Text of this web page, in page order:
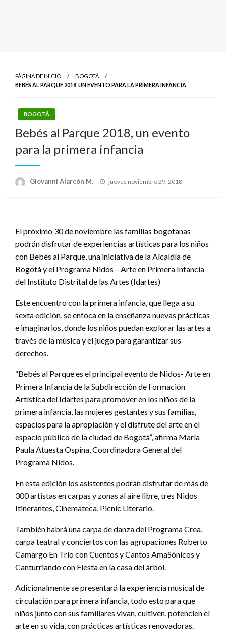
PÁGINA DE INICIO
BOGOTÁ
BEBÉS AL PARQUE 2018, UN EVENTO PARA LA PRIMERA INFANCIA
BOGOTÁ
Bebés al Parque 2018, un evento
para la primera infancia
Giovanni Alarcón M.
Publicado
jueves noviembre 29, 2018
El próximo 30 de noviembre las familias bogotanas
podrán disfrutar de experiencias artísticas para los niños
con Bebés al Parque, una iniciativa de la Alcaldía de
Bogotá y el Programa Nidos – Arte en Primera Infancia
del Instituto Distrital de las Artes (Idartes)
Este encuentro con la primera infancia, que llega a su
sexta edición, se enfoca en la enseñanza nuevas prácticas
e imaginarios, donde los niños puedan explorar las artes a
través de la música y el juego para garantizar sus
derechos.
“Bebés al Parque es el principal evento de Nidos- Arte en
Primera Infancia de la Subdirección de Formación
Artística del Idartes para promover en los niños de la
primera infancia, las mujeres gestantes y sus familias,
espacios para la apropiación y el disfrute del arte en el
espacio público de la ciudad de Bogotá”, afirma María
Paula Atuesta Ospina, Coordinadora General del
Programa Nidos.
En esta edición los asistentes podrán disfrutar de más de
300 artistas en carpas y zonas al aire libre, tres Nidos
Itinerantes, Cinemateca, Picnic Literario.
También habrá una carpa de danza del Programa Crea,
carpa teatral y conciertos con las agrupaciones Roberto
Camargo En Trío con Cuentos y Cantos AmaSónicos y
Canturriando con Fiesta en la casa del árbol.
Adicionalmente se presentará la experiencia musical de
circulación para primera infancia, todo esto para que
niños junto con sus familiares vivan, cultiven, potencien el
arte en su vida, con prácticas artísticas renovadoras.